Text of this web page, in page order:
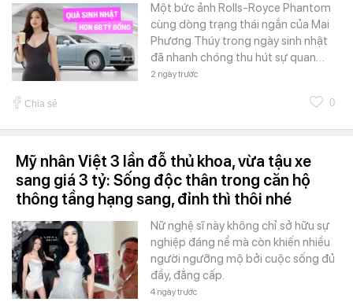
Một bức ảnh Rolls-Royce Phantom
cùng dòng trạng thái ngắn của Mai
Phương Thúy trong ngày sinh nhật
đã nhanh chóng thu hút sự quan…
2 ngày trước
Chia sẻ 0
Mỹ nhân Việt 3 lần đỗ thủ khoa, vừa tậu xe
sang giá 3 tỷ: Sống độc thân trong căn hộ
thông tầng hạng sang, đỉnh thì thôi nhé
Nữ nghệ sĩ này không chỉ sở hữu sự
nghiệp đáng nể mà còn khiến nhiều
người ngưỡng mộ bởi cuộc sống đủ
đầy, đẳng cấp.
4 ngày trước